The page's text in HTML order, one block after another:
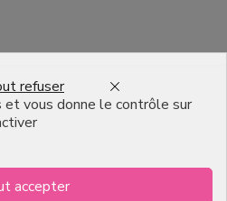
vous donne le contrôle sur
accepter
refuser